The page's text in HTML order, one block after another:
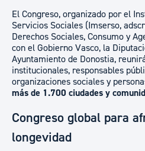
El Congreso, organizado por el
Servicios Sociales (Imserso,
Derechos Sociales, Consumo y
con el Gobierno Vasco, la
Ayuntamiento de Donostia,
institucionales, responsables
organizaciones sociales y
más de 1.700 ciudades y
Congreso global para
longevidad